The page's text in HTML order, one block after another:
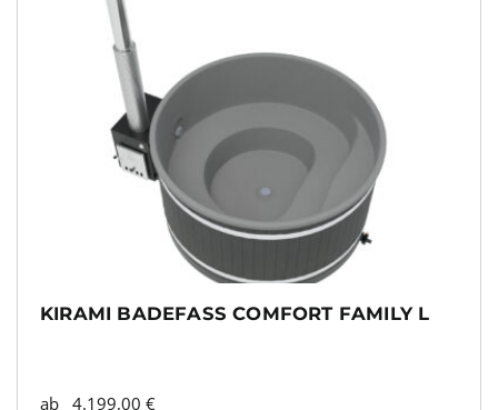
KIRAMI BADEFASS COMFORT FAMILY L
ab 4.199,00 €